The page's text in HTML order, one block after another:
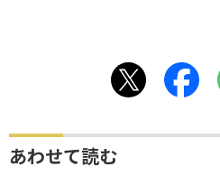
あわせて読む